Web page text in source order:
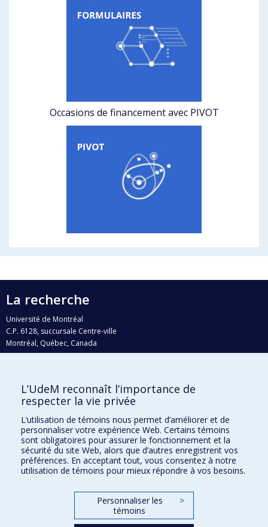
Occasions de financement avec PIVOT
La recherche
Université de Montréal
C.P. 6128, succursale Centre-ville
Montréal, Québec, Canada
H3C 3J7
Qui fait quoi?
Nous trouver
Plan du site
Accessibilité
L’UdeM reconnaît l’importance de
respecter la vie privée
L’utilisation de témoins nous permet d’améliorer et de
personnaliser votre expérience Web. Certains témoins
sont obligatoires pour assurer le fonctionnement et la
sécurité du site Web, alors que d’autres enregistrent vos
préférences. En acceptant tout, vous consentez à notre
utilisation de témoins pour mieux répondre à vos besoins.
Personnaliser les
témoins
>